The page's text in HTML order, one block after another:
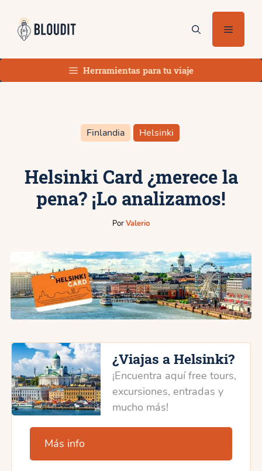
contenido
Menú
Herramientas para tu viaje
Finlandia Helsinki
Helsinki Card ¿merece la
pena? ¡Lo analizamos!
PorValerio
¿Viajas a Helsinki?
¡Encuentra aquí free tours,
excursiones, entradas y
mucho más!
Más info